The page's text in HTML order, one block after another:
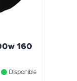
160
Disponible